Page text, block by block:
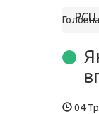
РСЦ
Головна
04